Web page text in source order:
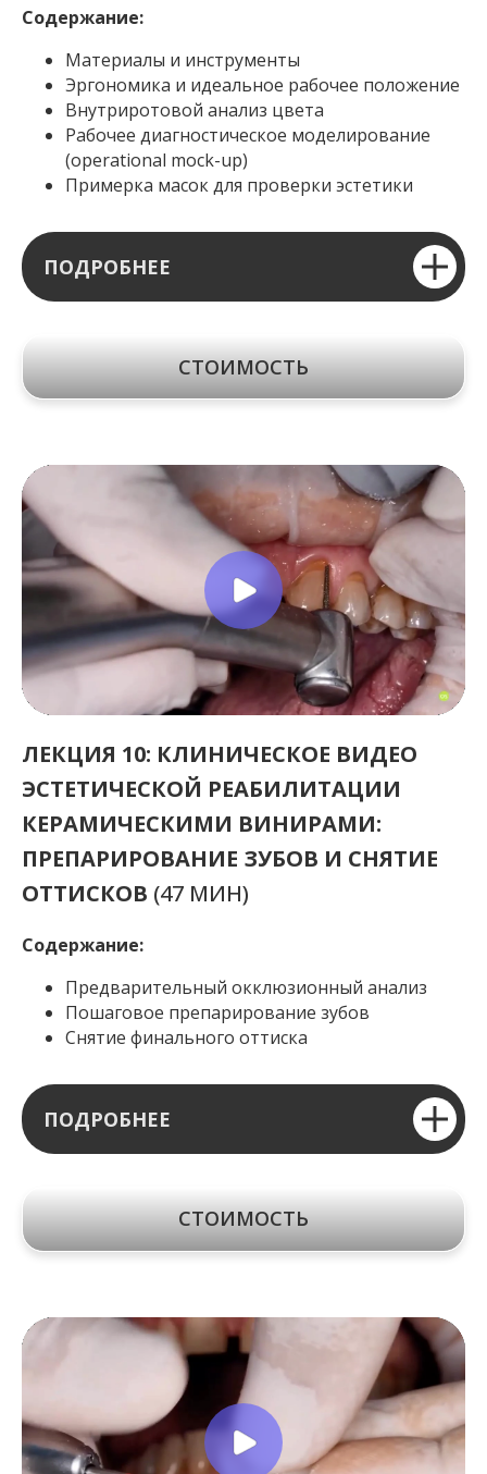
Содержание:
Материалы и инструменты
Эргономика и идеальное рабочее положение
Внутриротовой анализ цвета
Рабочее диагностическое моделирование
(operational mock-up)
Примерка масок для проверки эстетики
ПОДРОБНЕЕ
СТОИМОСТЬ
ЛЕКЦИЯ 10: КЛИНИЧЕСКОЕ ВИДЕО
ЭСТЕТИЧЕСКОЙ РЕАБИЛИТАЦИИ
КЕРАМИЧЕСКИМИ ВИНИРАМИ:
ПРЕПАРИРОВАНИЕ ЗУБОВ И СНЯТИЕ
ОТТИСКОВ (47 МИН)
Содержание:
Предварительный окклюзионный анализ
Пошаговое препарирование зубов
Снятие финального оттиска
ПОДРОБНЕЕ
СТОИМОСТЬ